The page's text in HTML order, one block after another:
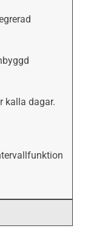
kalla dagar.